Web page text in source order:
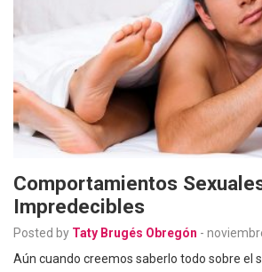
Comportamientos
Impredecibles
Posted by Taty Brugés Obregón -
Aún cuando creemos saberlo todo sobre el